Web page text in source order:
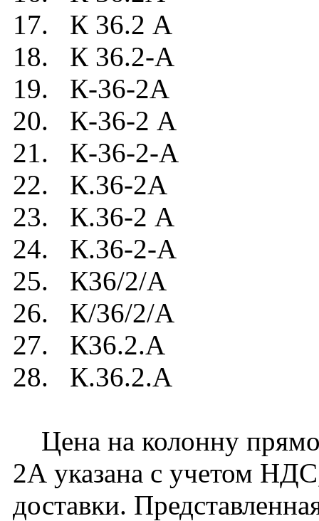
17. К 36.2 А
18. К 36.2-А
19. К-36-2А
20. К-36-2 А
21. К-36-2-А
22. К.36-2А
23. К.36-2 А
24. К.36-2-А
25. К36/2/А
26. К/36/2/А
27. К36.2.А
28. К.36.2.А
Цена на колонну
2А указана с учетом
доставки.